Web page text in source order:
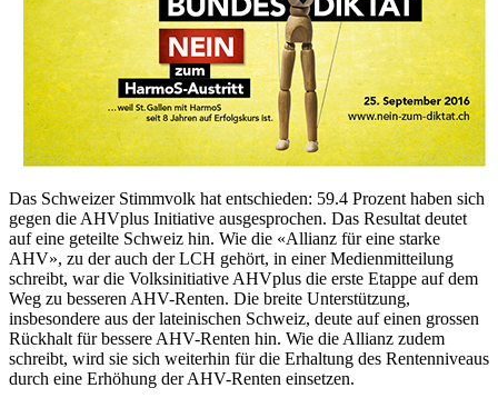
Das Schweizer Stimmvolk hat entschieden: 59.4 Prozent haben sich
gegen die AHVplus Initiative ausgesprochen. Das Resultat deutet
auf eine geteilte Schweiz hin. Wie die «Allianz für eine starke
AHV», zu der auch der LCH gehört, in einer Medienmitteilung
schreibt, war die Volksinitiative AHVplus die erste Etappe auf dem
Weg zu besseren AHV-Renten. Die breite Unterstützung,
insbesondere aus der lateinischen Schweiz, deute auf einen grossen
Rückhalt für bessere AHV-Renten hin. Wie die Allianz zudem
schreibt, wird sie sich weiterhin für die Erhaltung des Rentenniveaus
durch eine Erhöhung der AHV-Renten einsetzen.